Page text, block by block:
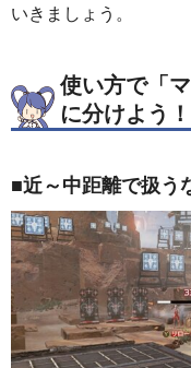
いきましょう。
使い方で「
に分けよう！
■近～中距離で扱う